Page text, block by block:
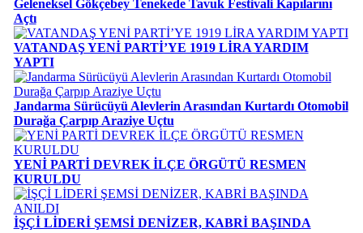
Geleneksel Gökçebey Tenekede Tavuk Festivali Kapılarını
Açtı
VATANDAŞ YENİ PARTİ’YE 1919 LİRA YARDIM
YAPTI
Jandarma Sürücüyü Alevlerin Arasından Kurtardı Otomobil
Durağa Çarpıp Araziye Uçtu
YENİ PARTİ DEVREK İLÇE ÖRGÜTÜ RESMEN
KURULDU
İŞÇİ LİDERİ ŞEMSİ DENİZER, KABRİ BAŞINDA